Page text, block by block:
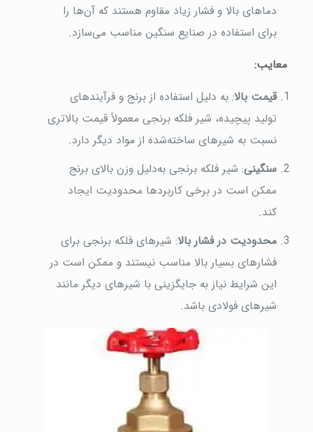
دماهای بالا و فشار زیاد مقاوم هستند که آن‌ها را
برای استفاده در صنایع سنگین مناسب می‌سازد.
معایب:
قیمت بالا: به دلیل استفاده از برنج و فرآیندهای
تولید پیچیده، شیر فلکه برنجی معمولاً قیمت بالاتری
نسبت به شیرهای ساخته‌شده از مواد دیگر دارد.
سنگینی: شیر فلکه برنجی به‌دلیل وزن بالای برنج
ممکن است در برخی کاربردها محدودیت ایجاد
کند.
محدودیت در فشار بالا: شیرهای فلکه برنجی برای
فشارهای بسیار بالا مناسب نیستند و ممکن است در
این شرایط نیاز به جایگزینی با شیرهای دیگر مانند
شیرهای فولادی باشد.